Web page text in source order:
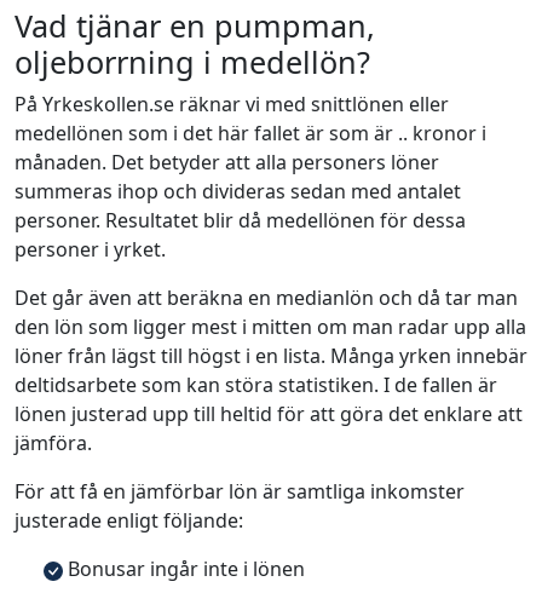
Vad tjänar en pumpman,
oljeborrning i medellön?
På Yrkeskollen.se räknar vi med snittlönen eller
medellönen som i det här fallet är som är .. kronor i
månaden. Det betyder att alla personers löner
summeras ihop och divideras sedan med antalet
personer. Resultatet blir då medellönen för dessa
personer i yrket.
Det går även att beräkna en medianlön och då tar man
den lön som ligger mest i mitten om man radar upp alla
löner från lägst till högst i en lista. Många yrken innebär
deltidsarbete som kan störa statistiken. I de fallen är
lönen justerad upp till heltid för att göra det enklare att
jämföra.
För att få en jämförbar lön är samtliga inkomster
justerade enligt följande:
Bonusar ingår inte i lönen